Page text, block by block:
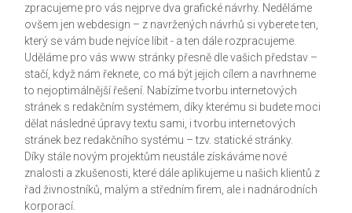
zpracujeme pro vás nejprve dva grafické návrhy. Neděláme
ovšem jen webdesign – z navržených návrhů si vyberete ten,
který se vám bude nejvíce líbit - a ten dále rozpracujeme.
Uděláme pro vás www stránky přesně dle vašich představ –
stačí, když nám řeknete, co má být jejich cílem a navrhneme
to nejoptimálnější řešení. Nabízíme tvorbu internetových
stránek s redakčním systémem, díky kterému si budete moci
dělat následné úpravy textu sami, i tvorbu internetových
stránek bez redakčního systému – tzv. statické stránky.
Díky stále novým projektům neustále získáváme nové
znalosti a zkušenosti, které dále aplikujeme u našich klientů z
řad živnostníků, malým a středním firem, ale i nadnárodních
korporací.